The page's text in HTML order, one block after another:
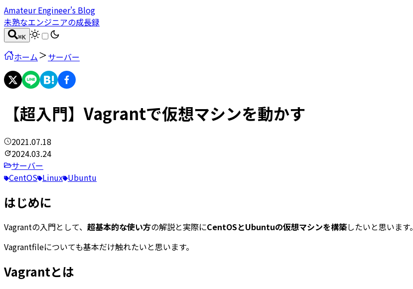
Amateur Engineer's Blog
未熟なエンジニアの成長録
⌘K
ホーム サーバー
【超入門】Vagrantで仮想マシンを動かす
2021.07.18
2024.03.24
サーバー
CentOS Linux Ubuntu
はじめに
Vagrantの入門として、 超基本的な使い方の解説と実際にCentOSとUbuntuの仮想マシンを構築したいと思います。
Vagrantfileについても基本だけ触れたいと思います。
Vagrantとは